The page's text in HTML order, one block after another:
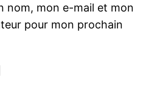
nom, mon e-mail et mon
pour mon prochain